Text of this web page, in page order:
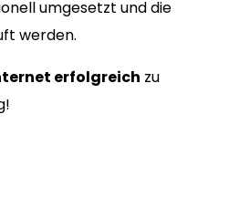
umgesetzt und die
werden.
erfolgreich zu